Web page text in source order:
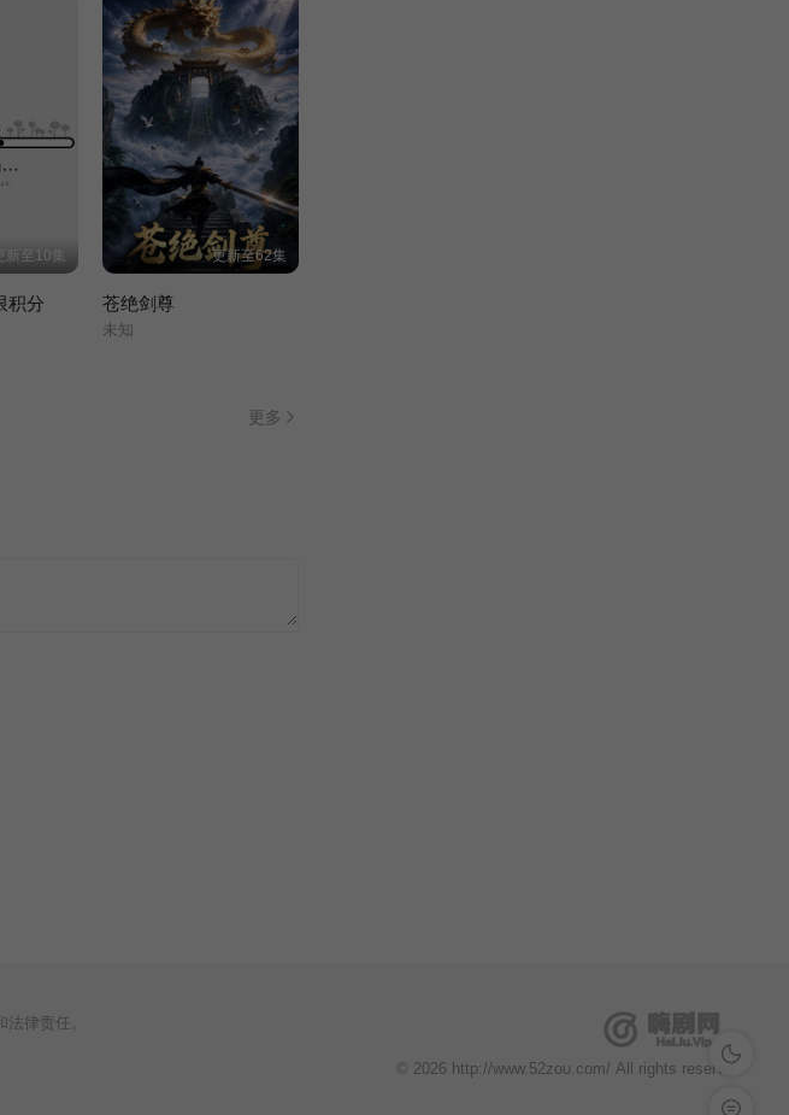
新至10集
积分
更新至62集
苍绝剑尊
未知
更多
深色模式
留言反馈
律责任。
© 2026 http://www.52zou.com/ All rights reservd.